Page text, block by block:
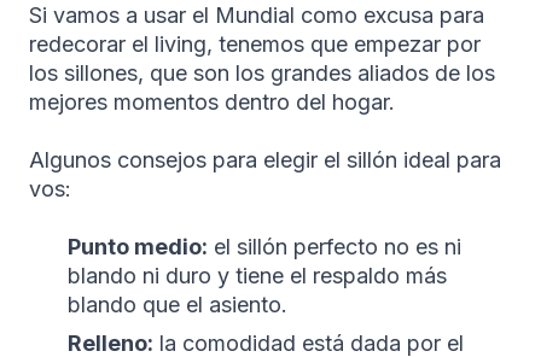
Si vamos a usar el Mundial como excusa para
redecorar el living, tenemos que empezar por
los sillones, que son los grandes aliados de los
mejores momentos dentro del hogar.
Algunos consejos para elegir el sillón ideal para
vos:
Punto medio: el sillón perfecto no es ni
blando ni duro y tiene el respaldo más
blando que el asiento.
Relleno: la comodidad está dada por el